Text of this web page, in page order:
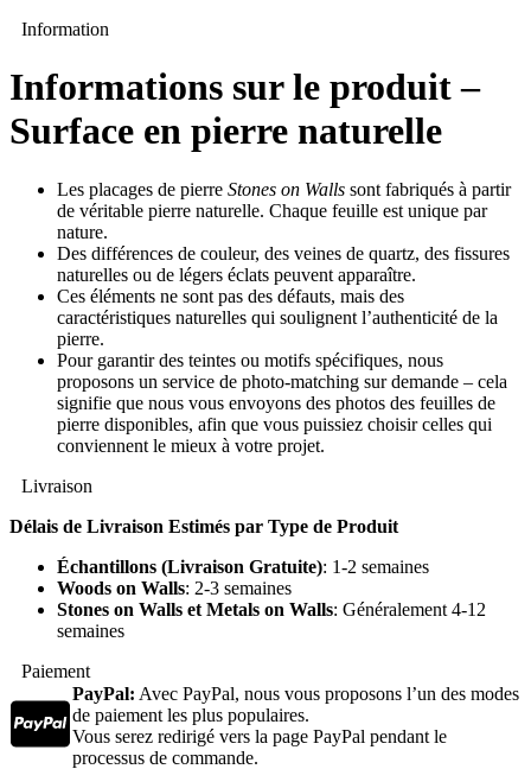
Information
Informations sur le produit –
Surface en pierre naturelle
Les placages de pierre Stones on Walls sont fabriqués à partir
de véritable pierre naturelle. Chaque feuille est unique par
nature.
Des différences de couleur, des veines de quartz, des fissures
naturelles ou de légers éclats peuvent apparaître.
Ces éléments ne sont pas des défauts, mais des
caractéristiques naturelles qui soulignent l’authenticité de la
pierre.
Pour garantir des teintes ou motifs spécifiques, nous
proposons un service de photo-matching sur demande – cela
signifie que nous vous envoyons des photos des feuilles de
pierre disponibles, afin que vous puissiez choisir celles qui
conviennent le mieux à votre projet.
Livraison
Délais de Livraison Estimés par Type de Produit
Échantillons (Livraison Gratuite): 1-2 semaines
Woods on Walls: 2-3 semaines
Stones on Walls et Metals on Walls: Généralement 4-12
semaines
Paiement
PayPal: Avec PayPal, nous vous proposons l’un des modes
de paiement les plus populaires.
Vous serez redirigé vers la page PayPal pendant le
processus de commande.